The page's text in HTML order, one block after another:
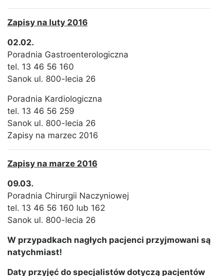
Zapisy na luty 2016
02.02.
Poradnia Gastroenterologiczna
tel. 13 46 56 160
Sanok ul. 800-lecia 26
Poradnia Kardiologiczna
tel. 13 46 56 259
Sanok ul. 800-lecia 26
Zapisy na marzec 2016
Zapisy na marze 2016
09.03.
Poradnia Chirurgii Naczyniowej
tel. 13 46 56 160 lub 162
Sanok ul. 800-lecia 26
W przypadkach nagłych pacjenci przyjmowani są
natychmiast!
Daty przyjęć do specjalistów dotyczą pacjentów